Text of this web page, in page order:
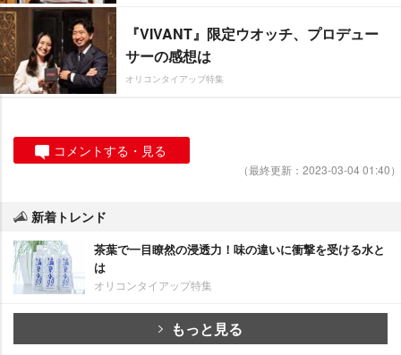
『VIVANT』限定ウオッチ、プロデュー
サーの感想は
オリコンタイアップ特集
コメントする・見る
（最終更新：2023-03-04 01:40）
新着トレンド
茶葉で一目瞭然の浸透力！味の違いに衝撃を受ける水と
は
オリコンタイアップ特集
もっと見る